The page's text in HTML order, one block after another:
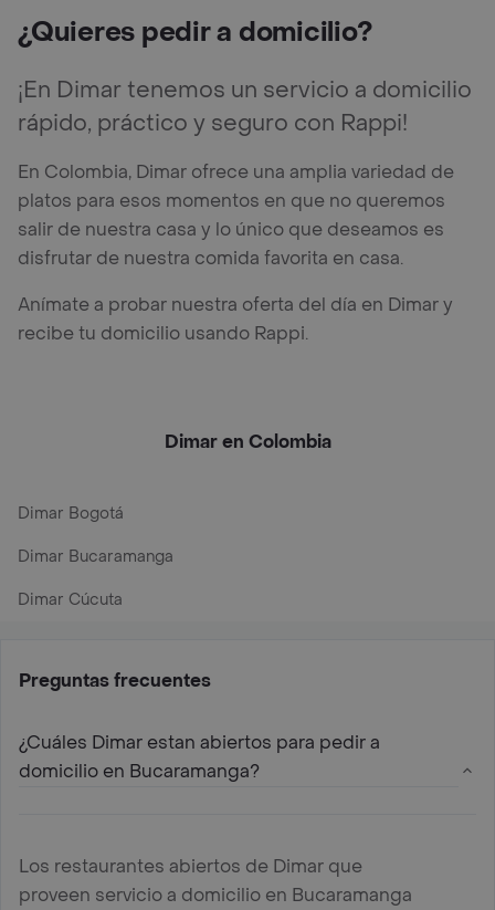
¿Quieres pedir a domicilio?
¡En Dimar tenemos un servicio a domicilio
rápido, práctico y seguro con Rappi!
En Colombia, Dimar ofrece una amplia variedad de
platos para esos momentos en que no queremos
salir de nuestra casa y lo único que deseamos es
disfrutar de nuestra comida favorita en casa.
Anímate a probar nuestra oferta del día en Dimar y
recibe tu domicilio usando Rappi.
Dimar en Colombia
Dimar Bogotá
Dimar Bucaramanga
Dimar Cúcuta
Preguntas frecuentes
¿Cuáles Dimar estan abiertos para pedir a
domicilio en Bucaramanga?
Los restaurantes abiertos de Dimar que
proveen servicio a domicilio en Bucaramanga